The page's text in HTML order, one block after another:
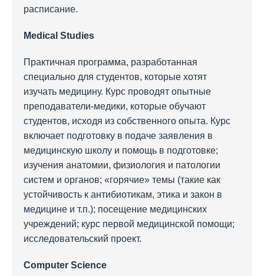
расписание.
Medical Studies
Практичная программа, разработанная
специально для студентов, которые хотят
изучать медицину. Курс проводят опытные
преподаватели-медики, которые обучают
студентов, исходя из собственного опыта. Курс
включает подготовку в подаче заявления в
медицинскую школу и помощь в подготовке;
изучения анатомии, физиология и патологии
систем и органов; «горячие» темы (такие как
устойчивость к антибиотикам, этика и закон в
медицине и т.п.); посещение медицинских
учреждений; курс первой медицинской помощи;
исследовательский проект.
Computer Science